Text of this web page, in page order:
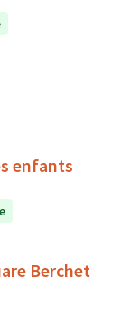
enfants
Berchet